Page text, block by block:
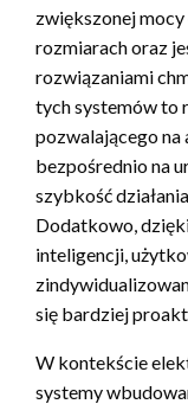
zwiększonej
rozmiarach oraz
rozwiązaniami
tych systemów to
pozwalającego na
bezpośrednio na
szybkość
Dodatkowo,
inteligencji,
się bardziej
W kontekście
systemy